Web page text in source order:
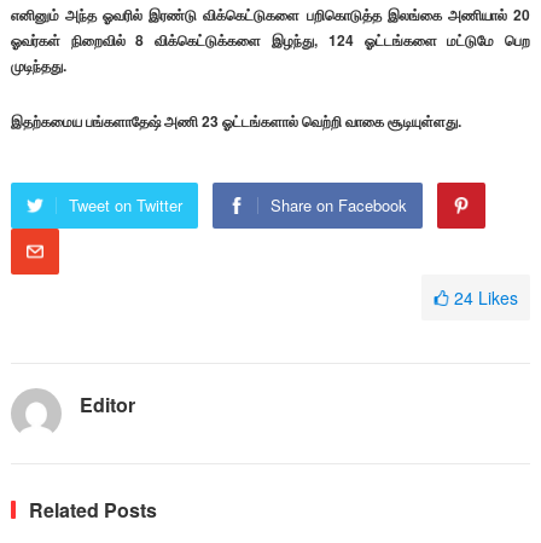
எனினும் அந்த ஓவரில் இரண்டு விக்கெட்டுகளை பறிகொடுத்த இலங்கை அணியால் 20
ஓவர்கள் நிறைவில் 8 விக்கெட்டுக்களை இழந்து, 124 ஓட்டங்களை மட்டுமே பெற
முடிந்தது.
இதற்கமைய பங்களாதேஷ் அணி 23 ஓட்டங்களால் வெற்றி வாகை சூடியுள்ளது.
Tweet on Twitter Share on Facebook
24 Likes
Editor
Related Posts